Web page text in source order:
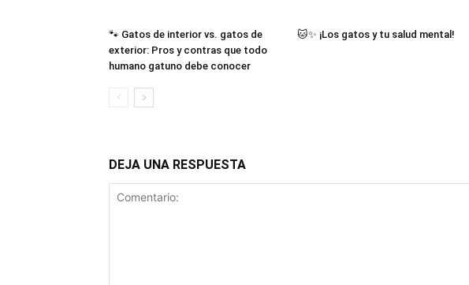
🐾 Gatos de interior vs. gatos de
exterior: Pros y contras que todo
humano gatuno debe conocer
🐱✨ ¡Los gatos y tu salud mental!
DEJA UNA RESPUESTA